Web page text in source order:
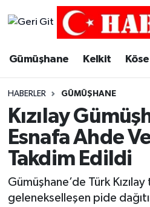
Gümüşhane Kelkit Köse
HABERLER GÜMÜŞHANE
Kızılay
Esnafa Ahde
Takdim Edildi
Gümüşhane’de Türk
gelenekselleşen pide
Merkez Trafik Yoğunluk
Süper Lig Puan Durumu
Tüm Manşetler
Haber Arşivi